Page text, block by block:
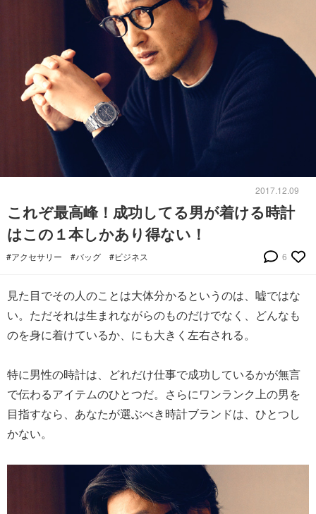
2017.12.09
これぞ最高峰！成功してる男が着ける時計
はこの１本しかあり得ない！
#アクセサリー #バッグ #ビジネス 6
見た目でその人のことは大体分かるというのは、嘘ではな
い。ただそれは生まれながらのものだけでなく、どんなも
のを身に着けているか、にも大きく左右される。
特に男性の時計は、どれだけ仕事で成功しているかが無言
で伝わるアイテムのひとつだ。さらにワンランク上の男を
目指すなら、あなたが選ぶべき時計ブランドは、ひとつし
かない。